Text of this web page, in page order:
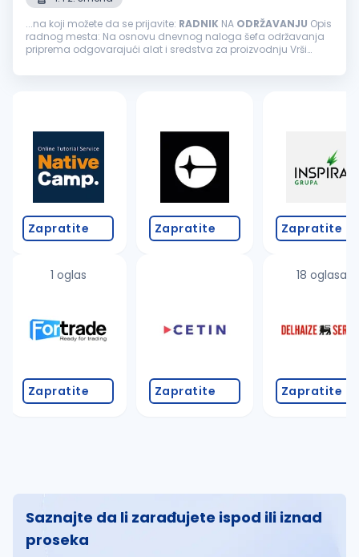
...na koji možete da se prijavite: RADNIK NA ODRŽAVANJU Opis
radnog mesta: Na osnovu dnevnog naloga šefa održavanja
priprema odgovarajući alat i sredstva za proizvodnju Vrši
održavanju
Zapratite
1 oglas
Zapratite
Zapratite
Zapratite
Zapratite
18 oglasa
Zapratite
Saznajte da li zarađujete ispod ili iznad
proseka